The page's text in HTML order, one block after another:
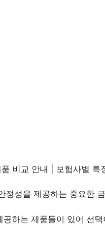
비교 안내 | 보험사별 특
정성을 제공하는 중요한
하는 제품들이 있어 선